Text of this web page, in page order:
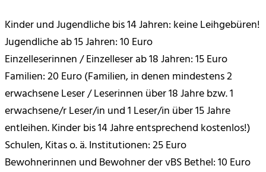
Kinder und Jugendliche bis 14 Jahren: keine Leihgebüren!
Jugendliche ab 15 Jahren: 10 Euro
Einzelleserinnen / Einzelleser ab 18 Jahren: 15 Euro
Familien: 20 Euro (Familien, in denen mindestens 2
erwachsene Leser / Leserinnen über 18 Jahre bzw. 1
erwachsene/r Leser/in und 1 Leser/in über 15 Jahre
entleihen. Kinder bis 14 Jahre entsprechend kostenlos!)
Schulen, Kitas o. ä. Institutionen: 25 Euro
Bewohnerinnen und Bewohner der vBS Bethel: 10 Euro